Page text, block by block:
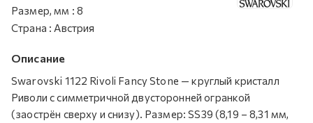
Размер, мм : 8
Страна : Австрия
Описание
Swarovski 1122 Rivoli Fancy Stone — круглый кристалл
Риволи с симметричной двусторонней огранкой
(заострён сверху и снизу). Размер: SS39 (8,19 – 8,31 мм,